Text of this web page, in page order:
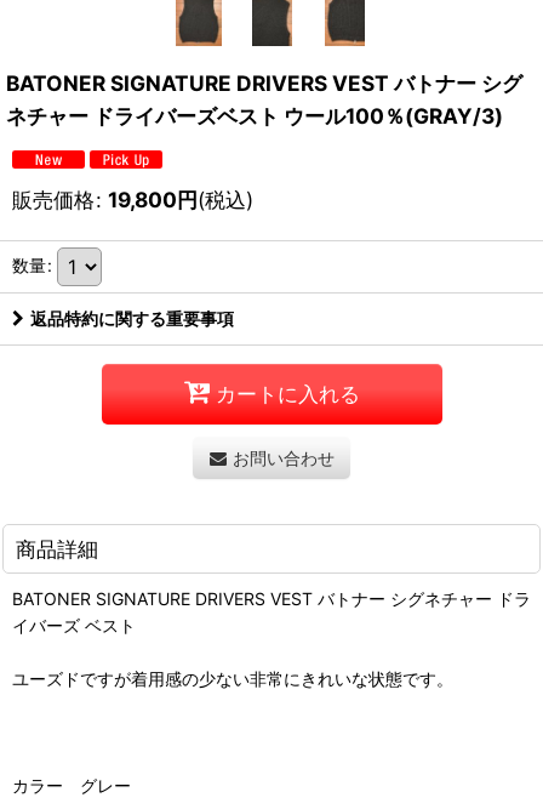
BATONER SIGNATURE DRIVERS VEST バトナー シグ
ネチャー ドライバーズベスト ウール100％(GRAY/3)
販売価格: 19,800円(税込)
数量:
返品特約に関する重要事項
カートに入れる
お問い合わせ
商品詳細
BATONER SIGNATURE DRIVERS VEST バトナー シグネチャー ドラ
イバーズ ベスト
ユーズドですが着用感の少ない非常にきれいな状態です。
カラー グレー